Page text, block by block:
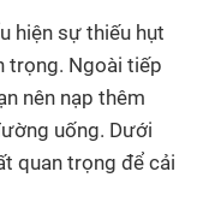
hiện sự thiếu hụt
trọng. Ngoài tiếp
nên nạp thêm
uống. Dưới
quan trọng để cải